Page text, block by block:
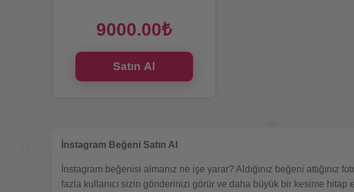
9000.00₺
Satın Al
İnstagram Beğeni Satın Al
İnstagram beğenisi almanız ne işe yarar? Aldığınız beğeni
fazla kullanıcı sizin gönderinizi görür ve daha büyük bir kesime hitap